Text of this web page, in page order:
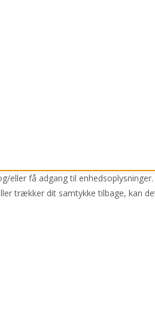
få adgang til
trækker dit samtykke tilbage, kan